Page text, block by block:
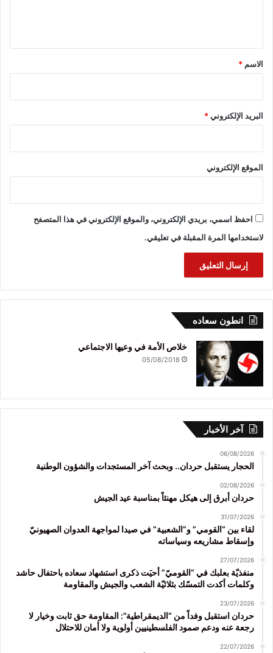
*
الاسم *
البريد الإلكتروني*
الموقع الإلكتروني
احفظ اسمي، بريدي الإلكتروني، والموقع الإلكتروني في هذا المتصفح
لاستخدامها المرة المقبلة في تعليقي.
انطون سعاده
خلاص الأمة في وعيها الاجتماعي
05/08/2018
آخر الأخبار
06/08/2026
الحجار يستقبل حردان.. وبحث آخر المستجدات والشؤون الوطنية
02/08/2026
حردان أبرق إلى هيكل مهنئاً بمناسبة عيد الجيش
31/07/2026
لقاء بين “القومي” و”الشعبية” في صيدا لمواجهة العدوان الصهيونيّ
وإسقاط مشاريعه وسياساته
27/07/2026
منفذيّة بعلبك في “القوميّ” أحيَت ذكرى استشهاد سعاده باحتفال حاشد
وكلمات أكدت التمسّك بثلاثيّة الشعب والجيش والمقاومة
23/07/2026
حردان استقبل وفداً من “الديمقراطية”: المقاومة حق ثابت وخيار لا
رجعة عنه ودعم صمود الفلسطينيين أولوية ولا أمان للاحتلال
22/07/2026